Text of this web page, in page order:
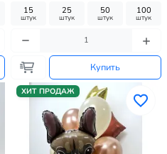
15
штук
25
штук
50
штук
100
штук
Купить
ХИТ ПРОДАЖ